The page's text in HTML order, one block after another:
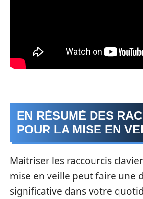
EN RÉSUMÉ DES
POUR LA MISE EN
Maitriser les raccourcis
mise en veille peut faire une
significative dans votre